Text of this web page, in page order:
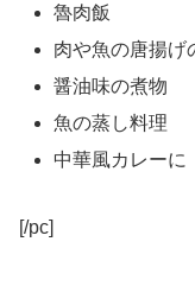
魯肉飯
肉や魚の唐揚げ
醤油味の煮物
魚の蒸し料理
中華風カレーに
[/pc]